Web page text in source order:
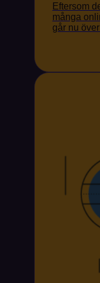
Eftersom
många
går nu